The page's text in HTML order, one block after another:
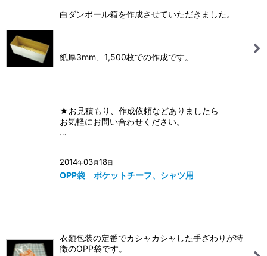
白ダンボール箱を作成させていただきました。
紙厚3mm、1,500枚での作成です。
★お見積もり、作成依頼などありましたら
お気軽にお問い合わせください。
…
2014年03月18日
OPP袋 ポケットチーフ、シャツ用
衣類包装の定番でカシャカシャした手ざわりが特
徴のOPP袋です。